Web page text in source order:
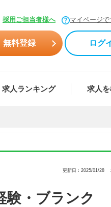
採用ご担当者様へ マイページで
無料登録 ログ
求人ランキング 求人
更新日：2025/01/28
験・ブランク